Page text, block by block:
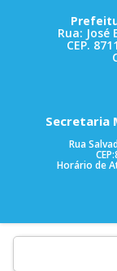
Rua:
CEP.
Secretaria
Rua
Horário de